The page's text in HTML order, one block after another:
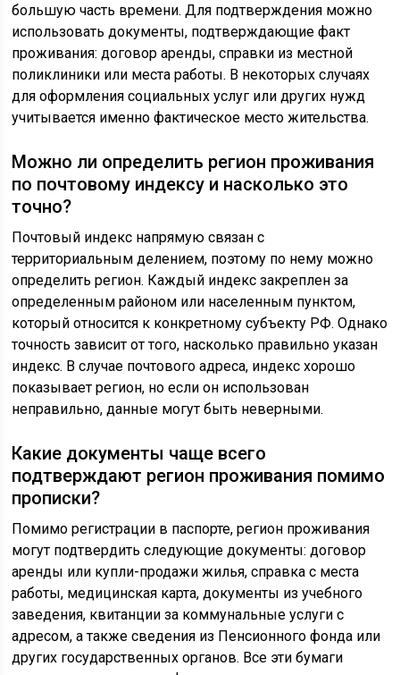
большую часть времени. Для подтверждения можно
использовать документы, подтверждающие факт
проживания: договор аренды, справки из местной
поликлиники или места работы. В некоторых случаях
для оформления социальных услуг или других нужд
учитывается именно фактическое место жительства.
Можно ли определить регион проживания
по почтовому индексу и насколько это
точно?
Почтовый индекс напрямую связан с
территориальным делением, поэтому по нему можно
определить регион. Каждый индекс закреплен за
определенным районом или населенным пунктом,
который относится к конкретному субъекту РФ. Однако
точность зависит от того, насколько правильно указан
индекс. В случае почтового адреса, индекс хорошо
показывает регион, но если он использован
неправильно, данные могут быть неверными.
Какие документы чаще всего
подтверждают регион проживания помимо
прописки?
Помимо регистрации в паспорте, регион проживания
могут подтвердить следующие документы: договор
аренды или купли-продажи жилья, справка с места
работы, медицинская карта, документы из учебного
заведения, квитанции за коммунальные услуги с
адресом, а также сведения из Пенсионного фонда или
других государственных органов. Все эти бумаги